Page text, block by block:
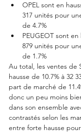
OPEL sont en
317 unités pour
de 4.7%
PEUGEOT sont en
879 unités pour
de 1.7%
Au total, les ventes de
hausse de 10.7% à 32
part de marché de
donc un peu moins
dans son ensemble
contrastés selon les
entre forte hausse